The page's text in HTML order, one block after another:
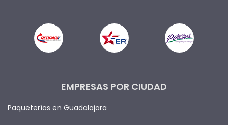
EMPRESAS POR CIUDAD
Paqueterías en Guadalajara